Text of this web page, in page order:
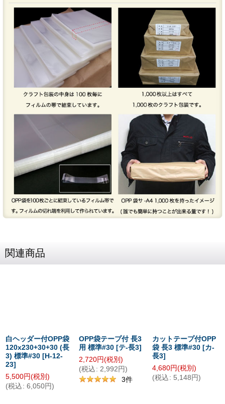
関連商品
白ヘッダー付OPP袋
120x230+30+30 (長
3) 標準#30 [ H-12-
23]
5,500円(税別)
(税込 : 6,050円)
OPP袋テープ付 長3
用 標準#30 [テ-長3]
2,720円(税別)
(税込 : 2,992 円)
3件
カットテープ付OPP
袋 長3 標準#30 [カ-
長3]
4,680円(税別)
(税込 : 5,148 円)